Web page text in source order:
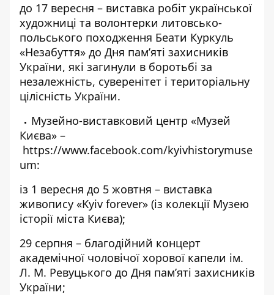
до 17 вересня – виставка робіт української
художниці та волонтерки литовсько-
польського походження Беати Куркуль
«Незабуття» до Дня пам’яті захисників
України, які загинули в боротьбі за
незалежність, суверенітет і територіальну
цілісність України.
Музейно-виставковий центр «Музей
Києва» –
https://www.facebook.com/kyivhistorymuse
um:
із 1 вересня до 5 жовтня – виставка
живопису «Kyiv forever» (із колекції Музею
історії міста Києва);
29 серпня – благодійний концерт
академічної чоловічої хорової капели ім.
Л. М. Ревуцького до Дня пам’яті захисників
України;